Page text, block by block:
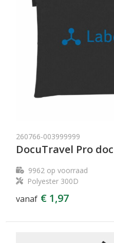
260766-003999999
DocuTravel Pro
9962op voorraad
Polyester 300D
vanaf € 1,97